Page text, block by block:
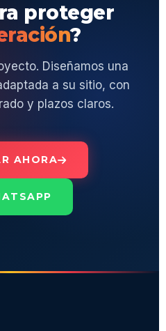
proteger
?
Diseñamos una
a su sitio, con
y plazos claros.
AHORA